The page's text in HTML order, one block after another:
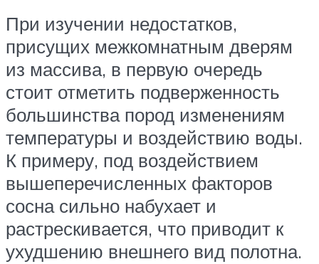
При изучении недостатков,
присущих межкомнатным дверям
из массива, в первую очередь
стоит отметить подверженность
большинства пород изменениям
температуры и воздействию воды.
К примеру, под воздействием
вышеперечисленных факторов
сосна сильно набухает и
растрескивается, что приводит к
ухудшению внешнего вид полотна.